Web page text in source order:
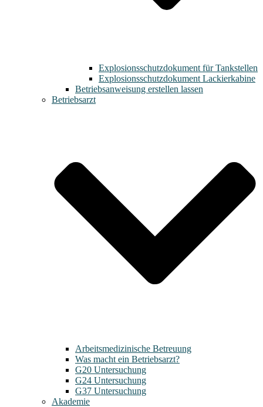
Explosionsschutzdokument für Tankstellen
Explosionsschutzdokument Lackierkabine
Betriebsanweisung erstellen lassen
Betriebsarzt
Arbeitsmedizinische Betreuung
Was macht ein Betriebsarzt?
G20 Untersuchung
G24 Untersuchung
G37 Untersuchung
Akademie